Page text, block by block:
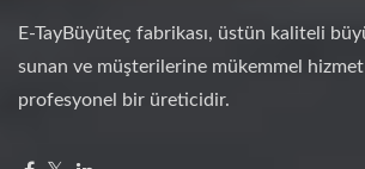
E-TayBüyüteç fabrikası, üstün kaliteli
sunan ve müşterilerine mükemmel hizmet
profesyonel bir üreticidir.